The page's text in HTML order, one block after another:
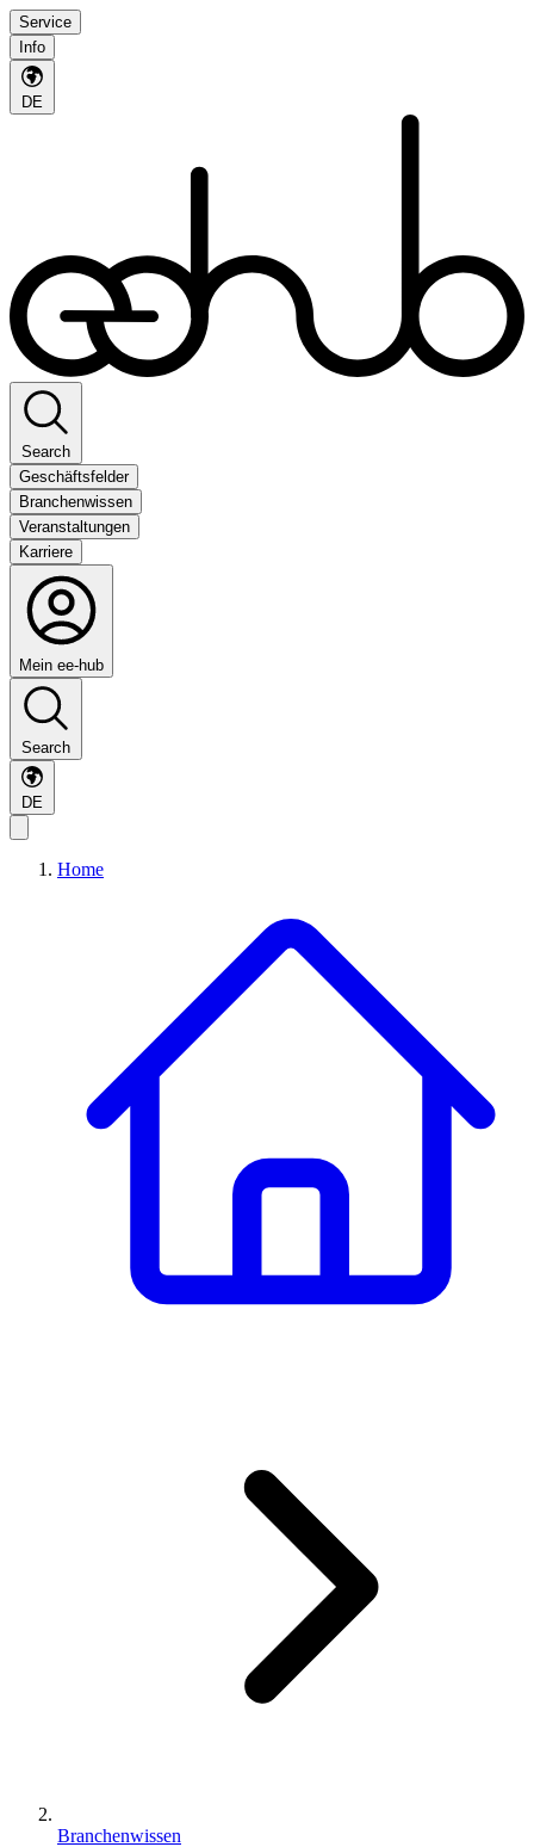
Service
Info
DE
Search
Geschäftsfelder
Branchenwissen
Veranstaltungen
Karriere
Mein ee-hub
Search
DE
Home
Branchenwissen